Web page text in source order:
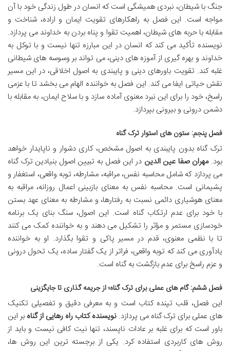
جنگ با شیطان، نبردی همیشگی است که انسان در طول زندگی خود با آن
مواجه است. این فصل به راهکارهای تقویت ایمان و اراده، شناخت و
مقابله با حربه های شیطان، اهمیت تقوا و پناه بردن به خداوند می پردازد.
نویسنده تأکید می کند که انسان در این مبارزه تنها نیست و با توکل به
خداوند و بهره گیری از آموزه های دینی، می تواند بر وسوسه های شیطانی
غلبه کند. تقویت باورهای دینی و پایبندی به اصول اخلاقی، در این مسیر
نقش حیاتی ایفا می کند. این فصل به خواننده الهام می بخشد تا با عزمی
راسخ، خود را برای این نبرد معنوی آماده سازد و با سلاح ایمان، به مقابله با
دشمن درونی و بیرونی بپردازد.
فصل پنجم: ستون های استوار ترک گناه
ترک گناه بدون پایبندی به اصول مشخص، کاری دشوار و ناپایدار خواهد
بود.مهران صفا عین الدین در این فصل به تبیین اصول بنیادین ترک گناه
می پردازد که شامل محاسبه نفس، مراقبه، مشارطه، توبه واقعی، استغفار و
پشیمانی است. محاسبه نفس به معنای بازبینی اعمال روزانه، مراقبه به
معنای هوشیاری دائمی نسبت به رفتارها، و مشارطه به معنای عهد بستن
با خود برای عدم ارتکاب گناه است. این اصول، سنگ بنای یک برنامه
خودسازی مستمر و مؤثر را تشکیل می دهند و به خواننده کمک می کنند
تا با نظمی معنوی، قدم در مسیر پاکی و تقوا بگذارد. او به خواننده
یادآوری می کند که توبه واقعی، فراتر از یک گفتار ساده، یک تحول درونی
و عزم راسخ برای عدم بازگشت به گناه است.
فصل ششم: گام های عملی برای ترک گناه؛ از جریمه گذاری تا جایگزینی
این فصل، قلب تپنده کتاب است و به معرفی دقیق و تفصیلی تکنیک
های عملی برای ترک گناه می پردازد. نویسنده کتاب راه رهایی از گناه بر این
باور است که برای غلبه بر عادات ناپسند، تنها نیت کافی نیست و باید از
روش های کاربردی استفاده کرد. یکی از برجسته ترین این روش ها،